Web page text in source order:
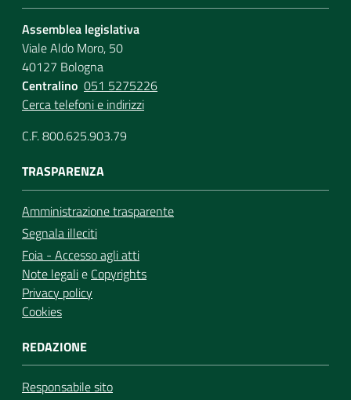
Assemblea legislativa
Viale Aldo Moro, 50
40127 Bologna
Centralino 051 5275226
Cerca telefoni e indirizzi
C.F. 800.625.903.79
TRASPARENZA
Amministrazione trasparente
Segnala illeciti
Foia - Accesso agli atti
Note legalie Copyrights
Privacy policy
Cookies
REDAZIONE
Responsabile sito